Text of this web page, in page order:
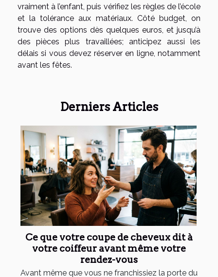
vraiment à l’enfant, puis vérifiez les règles de l’école
et la tolérance aux matériaux. Côté budget, on
trouve des options dès quelques euros, et jusqu’à
des pièces plus travaillées; anticipez aussi les
délais si vous devez réserver en ligne, notamment
avant les fêtes.
Derniers Articles
Ce que votre coupe de cheveux dit à
votre coiffeur avant même votre
rendez-vous
Avant même que vous ne franchissiez la porte du